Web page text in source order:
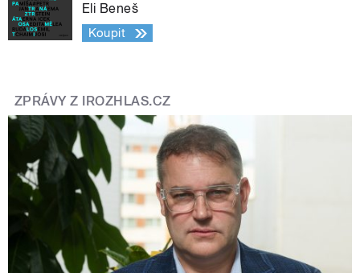
Eli Beneš
Koupit
ZPRÁVY Z IROZHLAS.CZ